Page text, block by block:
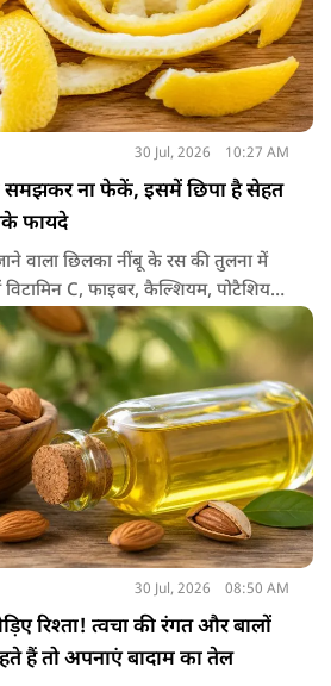
30 Jul, 2026 10:27 AM
ना फेकें, इसमें छिपा है सेहत
फायदे
वाला छिलका नींबू के रस की तुलना में
C, फाइबर, कैल्शियम, पोटैशियम
मौजूद होते हैं। पोषक तत्वों से भरपूर इन
रात भर भिगोकर अगर इसका पानी पिया
किसी संजीवनी की तरह काम करता है।
फायदे।
30 Jul, 2026 08:50 AM
रिश्ता! त्वचा की रंगत और बालों
हैं तो अपनाएं बादाम का तेल